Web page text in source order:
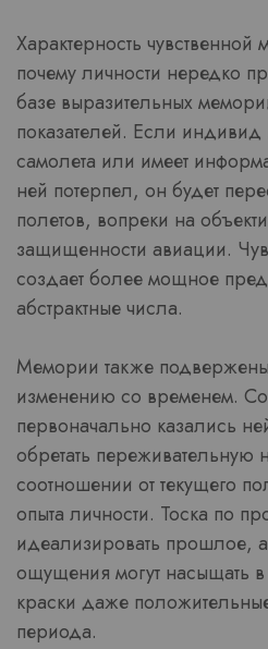
Характерность
почему личности нередко
базе выразительных
показателей. Если
самолета или имеет
ней потерпел, он будет
полетов, вопреки на
защищенности авиации.
создает более мощное
абстрактные числа.
Мемории также
изменению со временем.
первоначально казались
обретать переживательную
соотношении от текущего
опыта личности. Тоска по
идеализировать прошлое,
ощущения могут насыщать
краски даже
периода.